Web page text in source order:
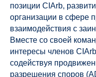
позиции CIArb,
организации в сфере
взаимодействия с
Вместе со своей
интересы членов
содействуя
разрешения споров